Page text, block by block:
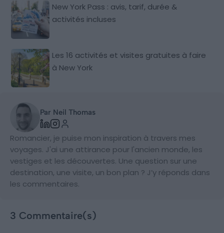
New York Pass : avis, tarif, durée &
activités incluses
Les 16 activités et visites gratuites à faire
à New York
Par Neil Thomas
Romancier, je puise mon inspiration à travers mes
voyages. J'ai une attirance pour l'ancien monde, les
vestiges et les découvertes. Une question sur une
destination, une visite, un bon plan ? J’y réponds dans
les commentaires.
3 Commentaire(s)